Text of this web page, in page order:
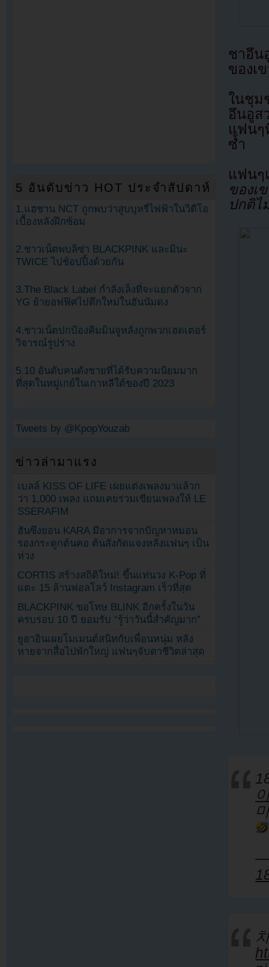
ชาอึน
ของเ
ในชุม
อึนอูส
แฟนๆ
ซ้ำ
แฟนๆ
ของเ
ปกติไ
—
5 อันดับข่าว HOT ประจำสัปดาห์
1.แฮชาน NCT ถูกพบว่าสูบบุหรี่ไฟฟ้าในวิดีโอ
เบื้องหลังฝึกซ้อม
2.ชาวเน็ตพบลิซ่า BLACKPINK และมินะ
TWICE ไปช้อปปิ้งด้วยกัน
3.The Black Label กำลังเล็งที่จะแยกตัวจาก
YG ย้ายอฟฟิศไปตึกใหม่ในฮันนัมดง
4.ชาวเน็ตปกป้องคิมมินจูหลังถูกพวกเฮดเตอร์
วิจารณ์รูปร่าง
5.10 อันดับคนดังชายที่ได้รับความนิยมมาก
ที่สุดในหมู่เกย์ในเกาหลีใต้ของปี 2023
Tweets by @KpopYouzab
ข่าวล่ามาแรง
เบลล์ KISS OF LIFE เผยแต่งเพลงมาแล้วก
ว่า 1,000 เพลง แถมเคยร่วมเขียนเพลงให้ LE
SSERAFIM
ฮันซึงยอน KARA มีอาการจากปัญหาหมอน
รองกระดูกต้นคอ ต้นสังกัดแจงหลังแฟนๆ เป็น
ห่วง
CORTIS สร้างสถิติใหม่! ขึ้นแท่นวง K-Pop ที่
แตะ 15 ล้านฟอลโลว์ Instagram เร็วที่สุด
BLACKPINK ขอโทษ BLINK อีกครั้งในวัน
ครบรอบ 10 ปี ยอมรับ “รู้ว่าวันนี้สำคัญมาก”
ยูอาอินเผยโมเมนต์สนิทกับเพื่อนหนุ่ม หลัง
หายจากสื่อไปพักใหญ่ แฟนๆจับตาชีวิตล่าสุด